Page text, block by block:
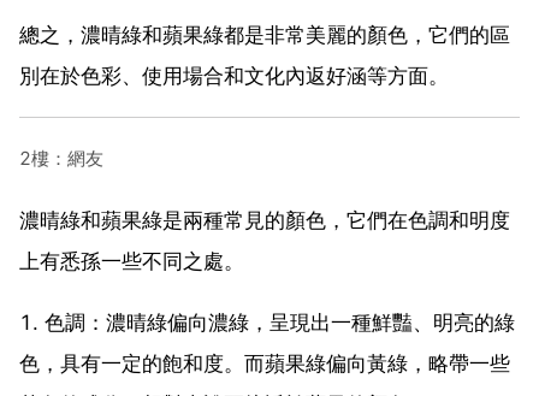
總之，濃晴綠和蘋果綠都是非常美麗的顏色，它們的區
別在於色彩、使用場合和文化內返好涵等方面。
2樓：網友
濃晴綠和蘋果綠是兩種常見的顏色，它們在色調和明度
上有悉孫一些不同之處。
1. 色調：濃晴綠偏向濃綠，呈現出一種鮮豔、明亮的綠
色，具有一定的飽和度。而蘋果綠偏向黃綠，略帶一些